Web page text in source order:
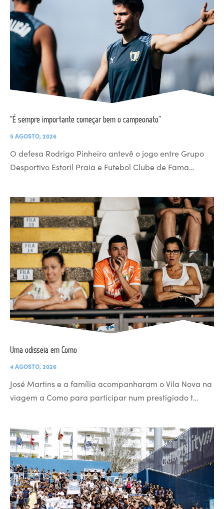
“É sempre importante começar bem o campeonato”
5 AGOSTO, 2026
O defesa Rodrigo Pinheiro antevê o jogo entre Grupo
Desportivo Estoril Praia e Futebol Clube de Fama…
Uma odisseia em Como
4 AGOSTO, 2026
José Martins e a família acompanharam o Vila Nova na
viagem a Como para participar num prestigiado t…